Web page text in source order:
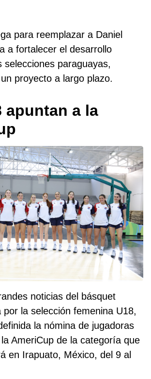
para reemplazar a Daniel
a fortalecer el desarrollo
selecciones paraguayas,
proyecto a largo plazo.
apuntan a la
noticias del básquet
por la selección femenina U18,
la nómina de jugadoras
AmeriCup de la categoría que
en Irapuato, México, del 9 al